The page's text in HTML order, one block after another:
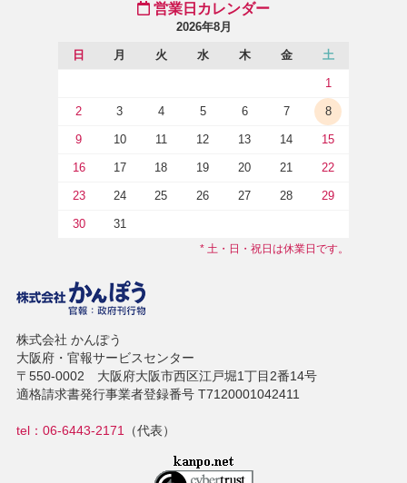
営業日カレンダー
2026年8月
日 月 火 水 木 金 土
1
2 3 4 5 6 7 8
9 10 11 12 13 14 15
16 17 18 19 20 21 22
23 24 25 26 27 28 29
30 31
* 土・日・祝日は休業日です。
株式会社 かんぽう
大阪府・官報サービスセンター
〒550-0002 大阪府大阪市西区江戸堀1丁目2番14号
適格請求書発行事業者登録番号 T7120001042411
tel：06-6443-2171 （代表）